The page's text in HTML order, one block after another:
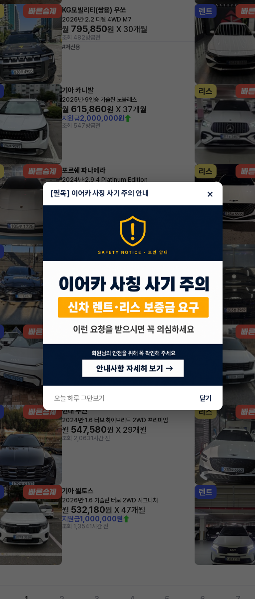
KG모빌리티(쌍용) 무쏘
2026년·2.2 디젤 4WD M7
월 795,850원 X 30개월
조회 482방금전
#저신용
렌트
기아 카니발
2025년·9인승 가솔린 노블레스
월 615,860원 X 37개월
지원금2,000,000원
조회 547방금전
리스
포르쉐 파나메라
2024년·2.9 4 Platinum Edition
월 1,729,300원 X32개월
지원금 10,000,000원
조회 2,036방금전
리스
2024년·노블레스
지원금1,500,000원
조회 3461시간 전
기아 EV3
579,920원 X42개월
1,000,000원
1시간 전
현대 투싼
2024년·1.6 터보 하이브리드 2WD 프리미엄
월 547,580원 X 29개월
조회 2,0631시간 전
리스
기아 셀토스
2026년·1.6 가솔린 터보 2WD 시그니처
월 532,180원 X 47개월
지원금1,000,000원
조회 1,3541시간 전
렌트
[필독] 이어카 사칭 사기 주의 안내 ×
오늘 하루 그만보기 닫기